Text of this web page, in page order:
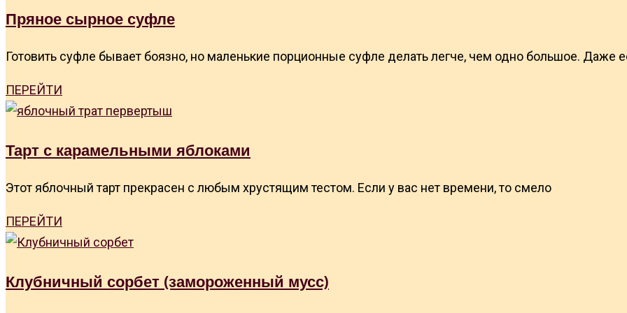
Пряное сырное суфле
Готовить суфле бывает боязно, но маленькие порционные суфле делать легче, чем одно большое. Даже
ПЕРЕЙТИ
Тарт с карамельными яблоками
Этот яблочный тарт прекрасен с любым хрустящим тестом. Если у вас нет времени, то смело
ПЕРЕЙТИ
Клубничный сорбет (замороженный мусс)